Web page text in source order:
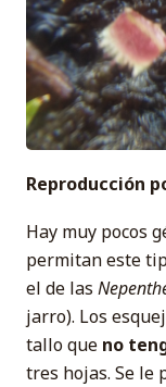
Reproducción
Hay muy pocos
permitan este
el de las
jarro). Los
tallo que no
tres hojas. Se le